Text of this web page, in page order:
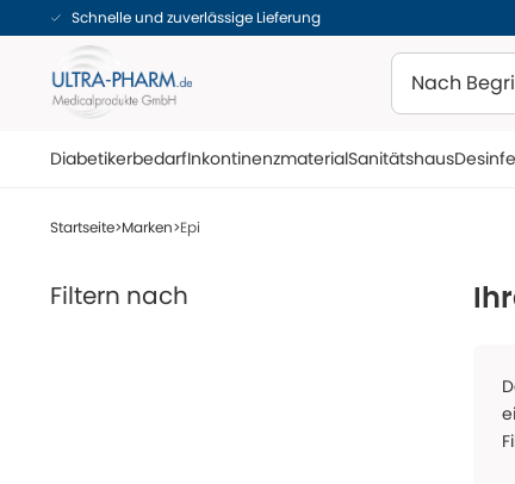
Schnelle und zuverlässige Lieferung
DiabetikerbedarfInkontinenzmaterialSanitätshaus
Startseite Marken Epi
Filtern nach